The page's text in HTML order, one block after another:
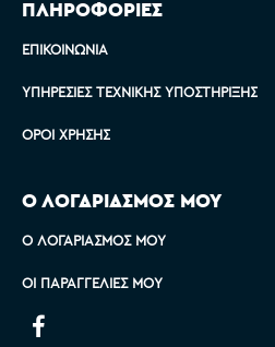
ΠΛΗΡΟΦΟΡΙΕΣ
ΕΠΙΚΟΙΝΩΝΊΑ
ΥΠΗΡΕΣΊΕΣ ΤΕΧΝΙΚΉΣ ΥΠΟΣΤΉΡΙΞΗΣ
ΌΡΟΙ ΧΡΉΣΗΣ
Ο ΛΟΓΑΡΙΑΣΜΟΣ ΜΟΥ
Ο ΛΟΓΑΡΙΑΣΜΌΣ ΜΟΥ
ΟΙ ΠΑΡΑΓΓΕΛΊΕΣ ΜΟΥ